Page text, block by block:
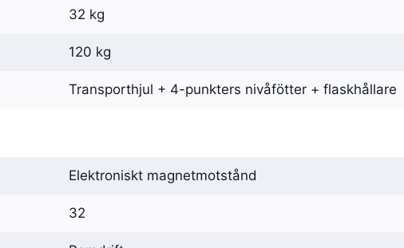
32 kg
120 kg
Transporthjul + 4-punkters nivåfötter + flaskhållare
Elektroniskt magnetmotstånd
32